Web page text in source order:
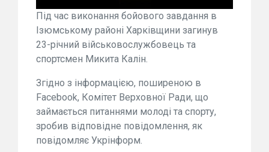
Під час виконання бойового завдання в
Ізюмському районі Харківщини загинув
23-річний військовослужбовець та
спортсмен Микита Калін.
Згідно з інформацією, поширеною в
Facebook, Комітет Верховної Ради, що
займається питаннями молоді та спорту,
зробив відповідне повідомлення, як
повідомляє Укрінформ.